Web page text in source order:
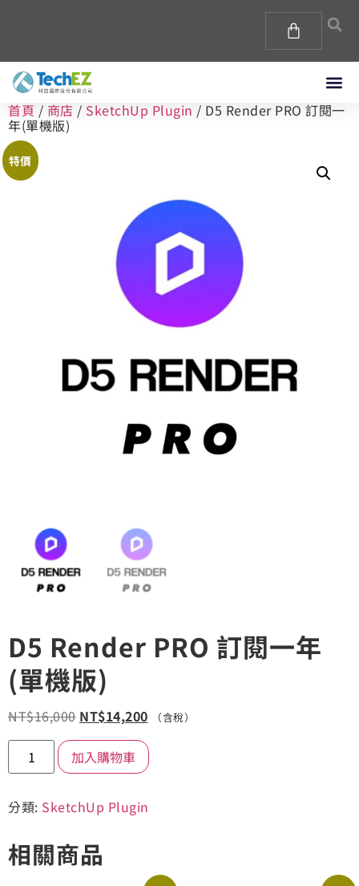
首頁 / 商店 / SketchUp Plugin / D5 Render PRO 訂閱一
年(單機版)
特價
D5 Render PRO 訂閱一年
(單機版)
NT$16,000 NT$14,200 （含稅）
加入購物車
分類: SketchUp Plugin
相關商品